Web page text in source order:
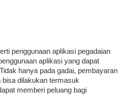
penggunaan aplikasi pegadaian
aplikasi yang dapat
hanya pada gadai, pembayaran
bisa dilakukan termasuk
memberi peluang bagi